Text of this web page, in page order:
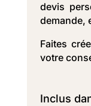
devis
demande,
Faites
votre
Inclus